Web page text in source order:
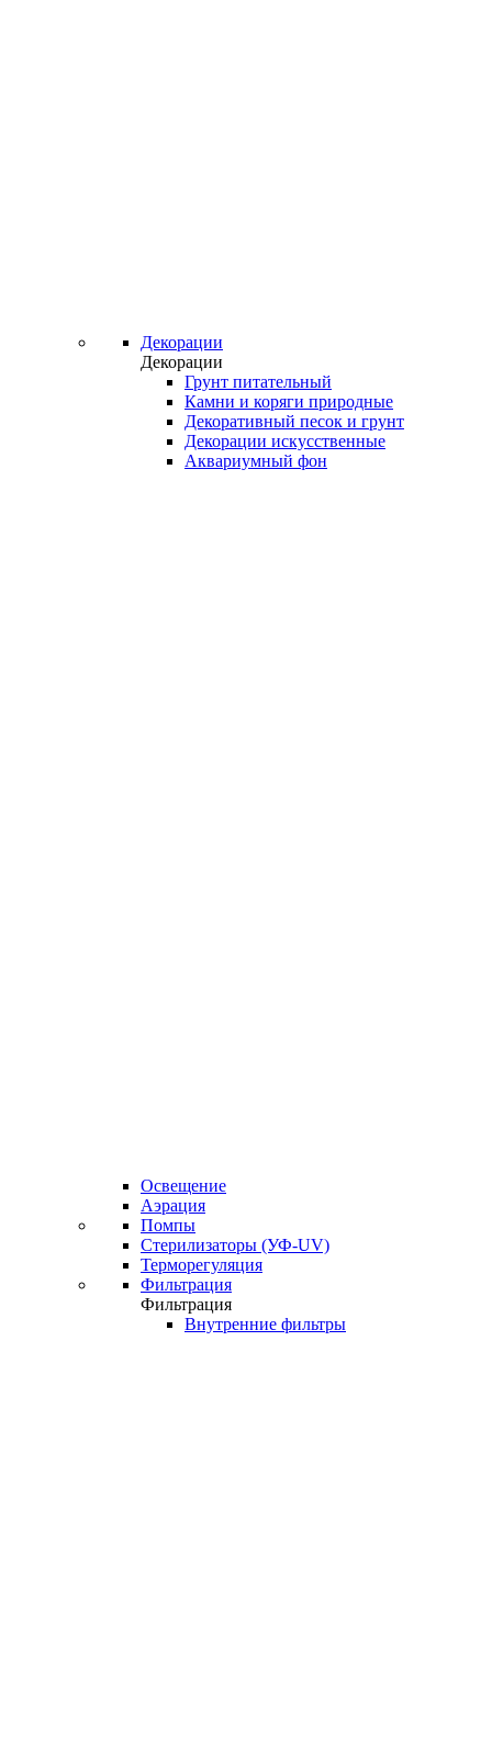
Декорации
Декорации
Грунт питательный
Камни и коряги природные
Декоративный песок и грунт
Декорации искусственные
Аквариумный фон
Освещение
Аэрация
Помпы
Стерилизаторы (УФ-UV)
Терморегуляция
Фильтрация
Фильтрация
Внутренние фильтры